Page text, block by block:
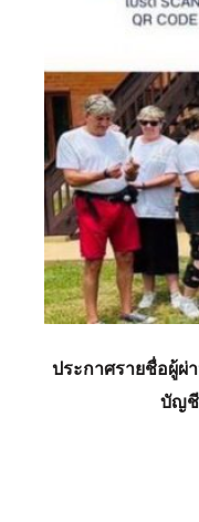
ประกาศรายชื่อผู้ผ่
บัญชี